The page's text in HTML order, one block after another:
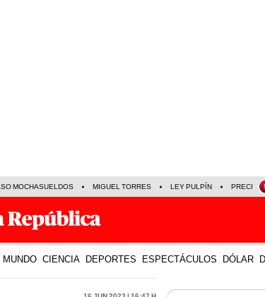
MOCHASUELDOS MIGUEL TORRES LEY PULPÍN PRECIO
MUNDO CIENCIA DEPORTES ESPECTÁCULOS DÓLAR